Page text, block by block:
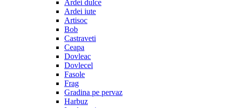
Ardei dulce
Ardei iute
Artisoc
Bob
Castraveti
Ceapa
Dovleac
Dovlecel
Fasole
Frag
Gradina pe pervaz
Harbuz